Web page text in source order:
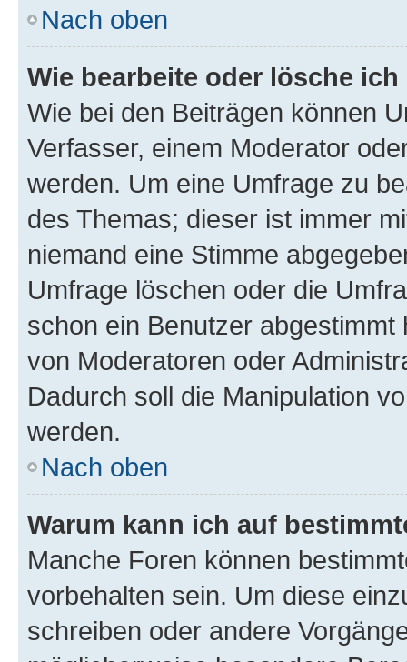
Nach oben
Wie bearbeite oder lösche
Wie bei den Beiträgen können
Verfasser, einem Moderator
werden. Um eine Umfrage zu
des Themas; dieser ist immer
niemand eine Stimme
Umfrage löschen oder die
schon ein Benutzer
von Moderatoren oder
Dadurch soll die Manipulation
werden.
Nach oben
Warum kann ich auf
Manche Foren können
vorbehalten sein. Um diese
schreiben oder andere